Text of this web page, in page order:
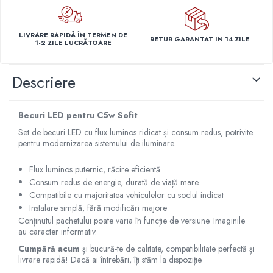
Capace r14 Nissan
Capace r14 Opel
Capace r14 Seat
Capace r14 Toyota
Capace r14 Volvo
Capace roti marimea 15'
Capace r15 Alfa Romeo
Capace r15 BMW
Capace r15 Chevrolet
Capace r15 Citroen
Capace r15 Dacia
Capace r15 Daewo
Capace r15 Ford
Capace r15 Hyundai
LIVRARE RAPIDĂ ÎN TERMEN DE
1-2 ZILE LUCRĂTOARE
RETUR GARANTAT IN 14 ZILE
Descriere
Becuri LED pentru C5w Sofit
Set de becuri LED cu flux luminos ridicat și consum redus, potrivite
pentru modernizarea sistemului de iluminare.
Flux luminos puternic, răcire eficientă
Consum redus de energie, durată de viață mare
Compatibile cu majoritatea vehiculelor cu soclul indicat
Instalare simplă, fără modificări majore
Conținutul pachetului poate varia în funcție de versiune. Imaginile
au caracter informativ.
Cumpără acum și bucură-te de calitate, compatibilitate perfectă și
livrare rapidă! Dacă ai întrebări, îți stăm la dispoziție.